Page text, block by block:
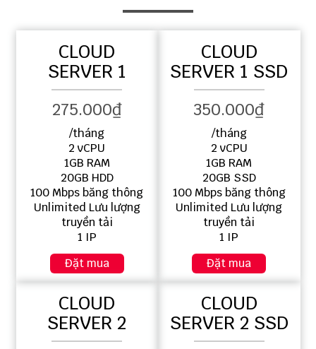
CLOUD
SERVER 1
275.000₫
/tháng
2 vCPU
1GB RAM
20GB HDD
100 Mbps băng thông
Unlimited Lưu lượng
truyền tải
1 IP
Đặt mua
CLOUD
SERVER 1 SSD
350.000₫
/tháng
2 vCPU
1GB RAM
20GB SSD
100 Mbps băng thông
Unlimited Lưu lượng
truyền tải
1 IP
Đặt mua
CLOUD
SERVER 2
CLOUD
SERVER 2 SSD